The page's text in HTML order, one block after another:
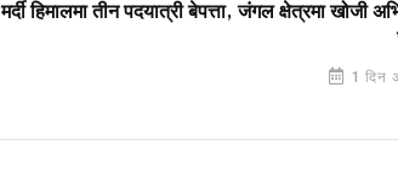
मर्दी हिमालमा तीन पदयात्री बेपत्ता, जंगल क्षेत्रमा खोजी
1 दिन